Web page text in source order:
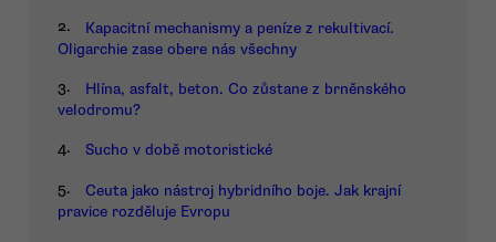
2.
Kapacitní mechanismy a peníze z rekultivací.
Oligarchie zase obere nás všechny
3.
Hlína, asfalt, beton. Co zůstane z brněnského
velodromu?
4. Sucho v době motoristické
5.
Ceuta jako nástroj hybridního boje. Jak krajní
pravice rozděluje Evropu